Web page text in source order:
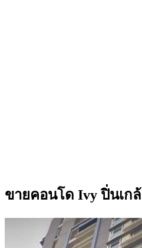
ขายคอนโด Ivy ปิ่นเก